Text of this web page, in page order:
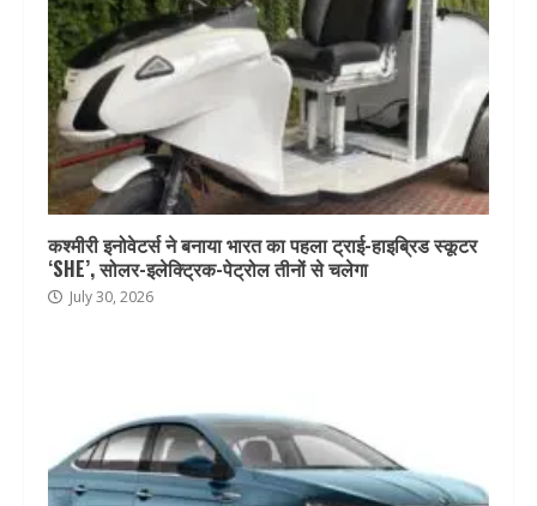
कश्मीरी इनोवेटर्स ने बनाया भारत का पहला ट्राई-हाइब्रिड स्कूटर
‘SHE’, सोलर-इलेक्ट्रिक-पेट्रोल तीनों से चलेगा
July 30, 2026